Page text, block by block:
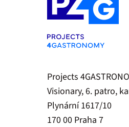
Projects
Visionary, 6. patro,
Plynární 1617/10
170 00 Praha 7